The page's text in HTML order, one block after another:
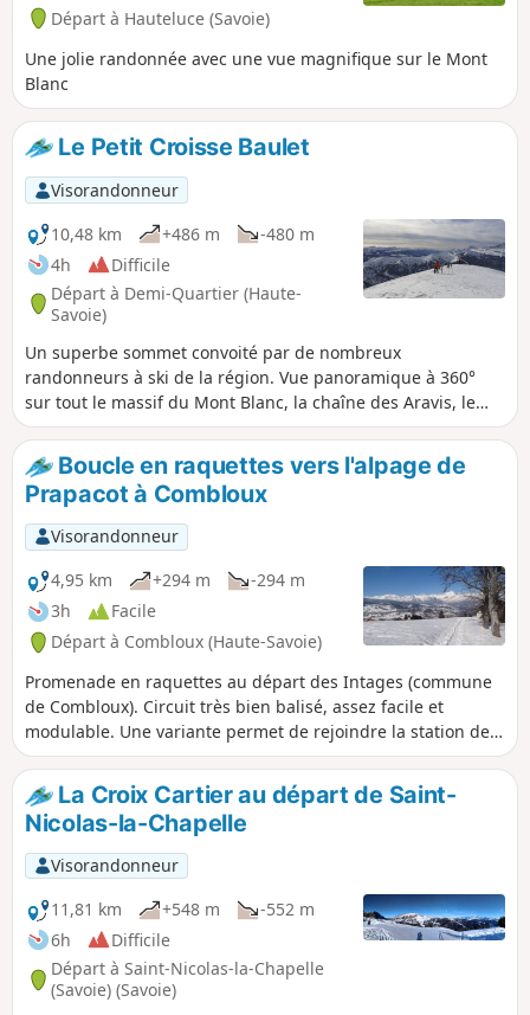
Départ à Hauteluce (Savoie)
Une jolie randonnée avec une vue magnifique sur le Mont
Blanc
Le Petit Croisse Baulet
Visorandonneur
10,48 km
+486 m
-480 m
4h
Difficile
Départ à Demi-Quartier (Haute-
Savoie)
Un superbe sommet convoité par de nombreux
randonneurs à ski de la région. Vue panoramique à 360°
sur tout le massif du Mont Blanc, la chaîne des Aravis, le
massif des Aiguilles Rouges.
Boucle en raquettes vers l'alpage de
Prapacot à Combloux
Visorandonneur
4,95 km
+294 m
-294 m
3h
Facile
Départ à Combloux (Haute-Savoie)
Promenade en raquettes au départ des Intages (commune
de Combloux). Circuit très bien balisé, assez facile et
modulable. Une variante permet de rejoindre la station de
Saint-Gervais Mont Blanc (le Bettex) depuis Prapacot.
La Croix Cartier au départ de Saint-
Nicolas-la-Chapelle
Visorandonneur
11,81 km
+548 m
-552 m
6h
Difficile
Départ à Saint-Nicolas-la-Chapelle
(Savoie) (Savoie)